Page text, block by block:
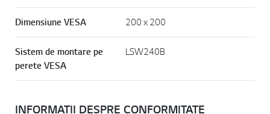
Dimensiune VESA 200 x 200
Sistem de montare pe
perete VESA
LSW240B
INFORMATII DESPRE CONFORMITATE